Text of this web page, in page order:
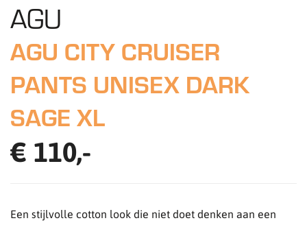
AGU
AGU CITY CRUISER
PANTS UNISEX DARK
SAGE XL
€ 110,-
Een stijlvolle cotton look die niet doet denken aan een